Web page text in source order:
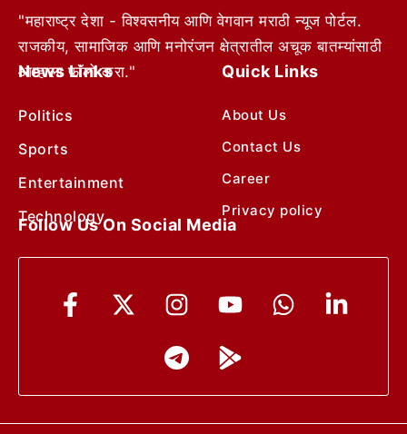
"महाराष्ट्र देशा - विश्वसनीय आणि वेगवान मराठी न्यूज पोर्टल.
राजकीय, सामाजिक आणि मनोरंजन क्षेत्रातील अचूक बातम्यांसाठी
आम्हाला फॉलो करा."
News Links
Politics
Sports
Entertainment
Technology
Quick Links
About Us
Contact Us
Career
Privacy policy
Follow Us On Social Media